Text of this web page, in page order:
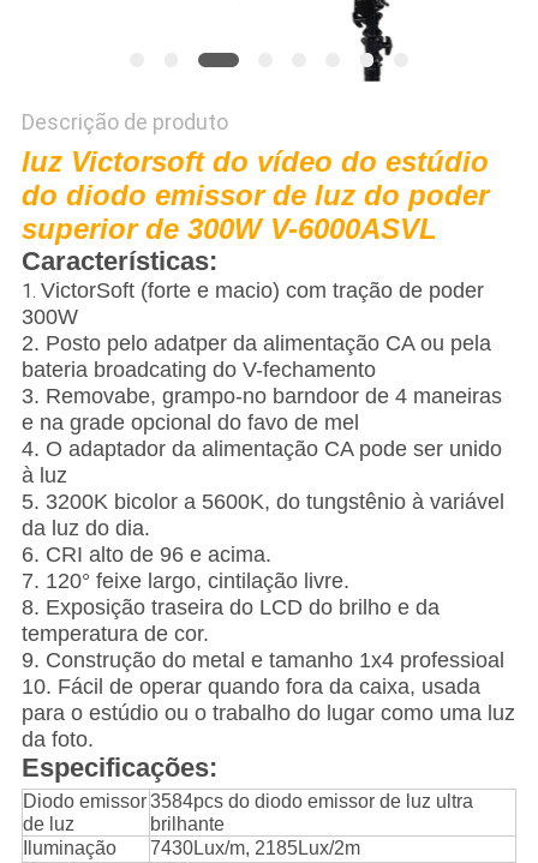
Descrição de produto
luz Victorsoft do vídeo do estúdio
do diodo emissor de luz do poder
superior de 300W V-6000ASVL
Características:
1. VictorSoft (forte e macio) com tração de poder
300W
2. Posto pelo adatper da alimentação CA ou pela
bateria broadcating do V-fechamento
3. Removabe, grampo-no barndoor de 4 maneiras
e na grade opcional do favo de mel
4. O adaptador da alimentação CA pode ser unido
à luz
5. 3200K bicolor a 5600K, do tungstênio à variável
da luz do dia.
6. CRI alto de 96 e acima.
7. 120° feixe largo, cintilação livre.
8. Exposição traseira do LCD do brilho e da
temperatura de cor.
9. Construção do metal e tamanho 1x4 professioal
10. Fácil de operar quando fora da caixa, usada
para o estúdio ou o trabalho do lugar como uma luz
da foto.
Especificações:
Diodo emissor
de luz
3584pcs do diodo emissor de luz ultra
brilhante
Iluminação
7430Lux/m, 2185Lux/2m